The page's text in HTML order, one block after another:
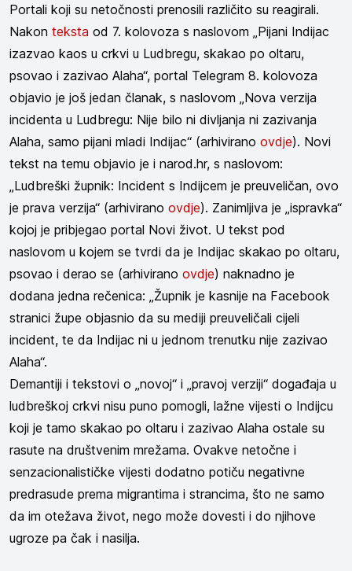
Portali koji su netočnosti prenosili različito su reagirali.
Nakon teksta od 7. kolovoza s naslovom „Pijani Indijac
izazvao kaos u crkvi u Ludbregu, skakao po oltaru,
psovao i zazivao Alaha“, portal Telegram 8. kolovoza
objavio je još jedan članak, s naslovom „Nova verzija
incidenta u Ludbregu: Nije bilo ni divljanja ni zazivanja
Alaha, samo pijani mladi Indijac“ (arhivirano ovdje). Novi
tekst na temu objavio je i narod.hr, s naslovom:
„Ludbreški župnik: Incident s Indijcem je preuveličan, ovo
je prava verzija“ (arhivirano ovdje). Zanimljiva je „ispravka“
kojoj je pribjegao portal Novi život. U tekst pod
naslovom u kojem se tvrdi da je Indijac skakao po oltaru,
psovao i derao se (arhivirano ovdje) naknadno je
dodana jedna rečenica: „Župnik je kasnije na Facebook
stranici župe objasnio da su mediji preuveličali cijeli
incident, te da Indijac ni u jednom trenutku nije zazivao
Alaha“.
Demantiji i tekstovi o „novoj“ i „pravoj verziji“ događaja u
ludbreškoj crkvi nisu puno pomogli, lažne vijesti o Indijcu
koji je tamo skakao po oltaru i zazivao Alaha ostale su
rasute na društvenim mrežama. Ovakve netočne i
senzacionalističke vijesti dodatno potiču negativne
predrasude prema migrantima i strancima, što ne samo
da im otežava život, nego može dovesti i do njihove
ugroze pa čak i nasilja.